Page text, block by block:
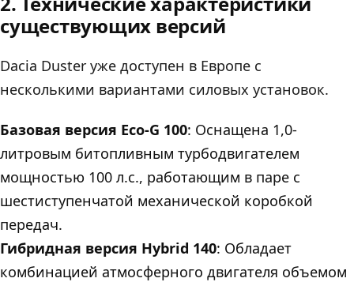
существующих версий
Dacia Duster уже доступен в Европе с
несколькими вариантами силовых установок.
Базовая версия Eco-G 100: Оснащена 1,0-
литровым битопливным турбодвигателем
мощностью 100 л.с., работающим в паре с
шестиступенчатой механической коробкой
передач.
Гибридная версия Hybrid 140: Обладает
комбинацией атмосферного двигателя объемом